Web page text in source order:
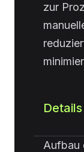
zur
Aufbau